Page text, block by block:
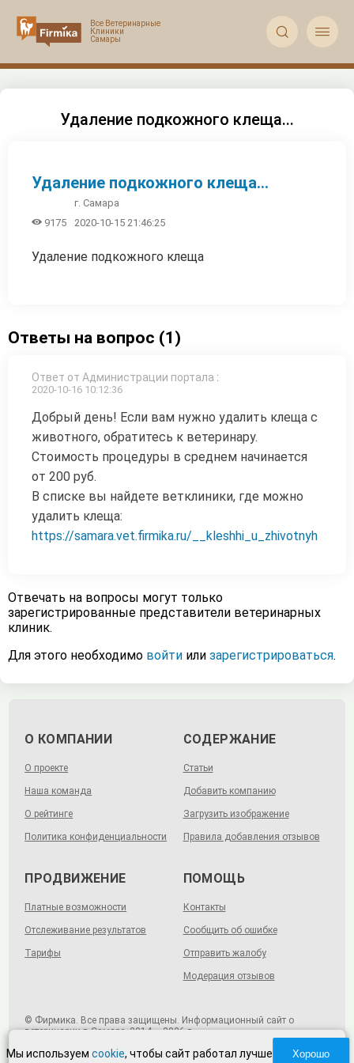
 
Удаление подкожного клеща...
Удаление подкожного клеща...
г. Самара
 9175 2020-10-15 21:46:25
Удаление подкожного клеща
Ответы на вопрос (1)
Ответ от Администрации портала :
2020-10-16 10:12:36
Добрый день! Если вам нужно удалить клеща с
животного, обратитесь к ветеринару.
Стоимость процедуры в среднем начинается
от 200 руб.
В списке вы найдете ветклиники, где можно
удалить клеща:
https://samara.vet.firmika.ru/__kleshhi_u_zhivotnyh
Отвечать на вопросы могут только
зарегистрированные представители ветеринарных
клиник.
Для этого необходимо войти или зарегистрироваться.
О КОМПАНИИ
О проекте
Наша команда
О рейтинге
Политика конфиденциальности
СОДЕРЖАНИЕ
Статьи
Добавить компанию
Загрузить изображение
Правила добавления отзывов
ПРОДВИЖЕНИЕ
Платные возможности
Отслеживание результатов
Тарифы
ПОМОЩЬ
Контакты
Сообщить об ошибке
Отправить жалобу
Модерация отзывов
© Фирмика. Все права защищены. Информационный сайт о
ветеринарии в Самаре, 2014 – 2026 г.
Мы используем cookie, чтобы сайт работал лучше Хорошо